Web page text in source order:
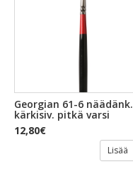
Georgian 61-6 näädänk.
kärkisiv. pitkä varsi
12,80€
Lisää